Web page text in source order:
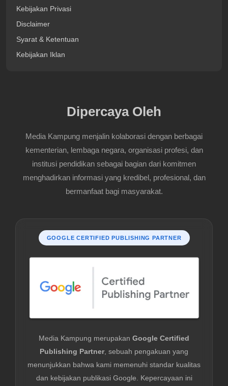
Kebijakan Privasi
Disclaimer
Syarat & Ketentuan
Kebijakan Iklan
Dipercaya Oleh
Media Kampung menjalin kolaborasi dengan berbagai
kementerian, lembaga negara, organisasi profesi, dan
institusi pendidikan sebagai bagian dari komitmen
menghadirkan informasi yang kredibel, profesional, dan
bermanfaat bagi masyarakat.
GOOGLE CERTIFIED PUBLISHING PARTNER
Media Kampung merupakan Google Certified
Publishing Partner, sebuah pengakuan yang
menunjukkan bahwa kami memenuhi standar kualitas
dan kebijakan publikasi Google. Kepercayaan ini